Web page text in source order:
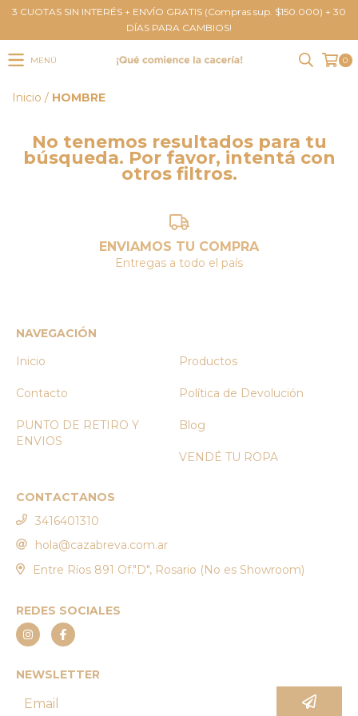
3 CUOTAS SIN INTERÉS + ENVÍO GRATIS (Compras sup. $150.000) + 30
DÍAS PARA CAMBIOS!
MENÚ 0
Inicio / HOMBRE
No tenemos resultados para tu
búsqueda. Por favor, intentá con
otros filtros.
ENVIAMOS TU COMPRA
Entregas a todo el país
NAVEGACIÓN
Inicio
Productos
Contacto Política de Devolución
PUNTO DE RETIRO Y
ENVIOS
Blog
VENDÉ TU ROPA
CONTACTANOS
3416401310
hola@cazabreva.com.ar
Entre Ríos 891 Of."D", Rosario (No es Showroom)
REDES SOCIALES
NEWSLETTER